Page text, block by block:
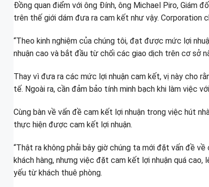
Đồng quan điểm với ông Đính, ông Michael Piro, Giám
trên thế giới dám đưa ra cam kết như vậy. Corporation
“Theo kinh nghiệm của chúng tôi, đạt được mức lợi
nhuận cao và bắt đầu từ chối các giao dịch trên cơ sở
Thay vì đưa ra các mức lợi nhuận cam kết, vị này cho
tế. Ngoài ra, cần đảm bảo tính minh bạch khi làm việc
Cùng bàn về vấn đề cam kết lợi nhuận trong việc hút
thực hiện được cam kết lợi nhuận.
“Thật ra không phải bây giờ chúng ta mới đặt vấn đề
khách hàng, nhưng việc đặt cam kết lợi nhuận quá cao,
yếu từ khách thuê phòng.